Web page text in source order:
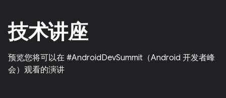
技术讲座
预览您将可以在 #AndroidDevSummit（Android 开发者峰
会）观看的演讲